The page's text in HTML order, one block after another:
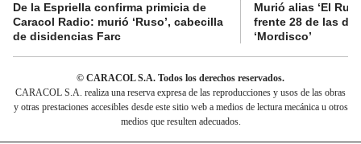
De la Espriella confirma primicia de
Caracol Radio: murió ‘Ruso’, cabecilla
de disidencias Farc
Murió alias ‘El
frente 28 de las
‘Mordisco’
© CARACOL S.A. Todos los derechos reservados.
CARACOL S.A. realiza una reserva expresa de las reproducciones y usos de las obras
y otras prestaciones accesibles desde este sitio web a medios de lectura mecánica u otros
medios que resulten adecuados.